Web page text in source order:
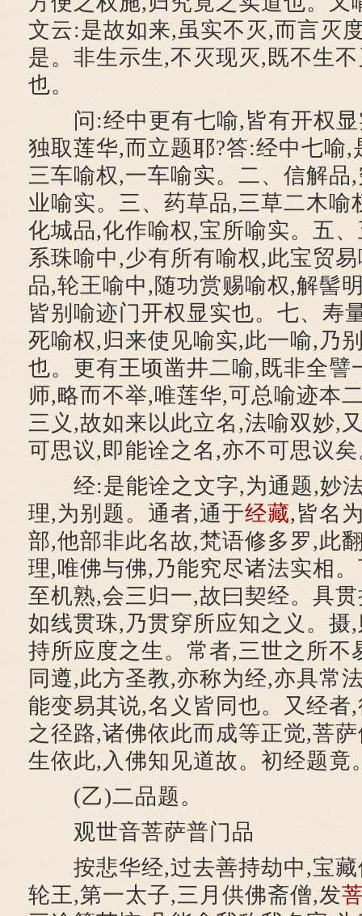
文云:是故如来,虽实不灭,而言灭
是。非生示生,不灭现灭,既不生
也。
问:经中更有七喻,皆有开权显
独取莲华,而立题耶?答:经中七喻,
三车喻权,一车喻实。二、信解品
业喻实。三、药草品,三草二木喻
化城品,化作喻权,宝所喻实。五
系珠喻中,少有所有喻权,此宝贸
品,轮王喻中,随功赏赐喻权,解髻
皆别喻迹门开权显实也。七、寿
死喻权,归来使见喻实,此一喻,乃
也。更有王顷凿井二喻,既非全譬
师,略而不举,唯莲华,可总喻迹本
三义,故如来以此立名,法喻双妙,
可思议,即能诠之名,亦不可思议
经:是能诠之文字,为通题,妙法
理,为别题。通者,通于经藏,皆名
部,他部非此名故,梵语修多罗,此
理,唯佛与佛,乃能究尽诸法实相
至机熟,会三归一,故曰契经。具
如线贯珠,乃贯穿所应知之义。摄
持所应度之生。常者,三世之所不
同遵,此方圣教,亦称为经,亦具常
能变易其说,名义皆同也。又经者
之径路,诸佛依此而成等正觉,菩
生依此,入佛知见道故。初经题竟
(乙)二品题。
观世音菩萨普门品
按悲华经,过去善持劫中,宝藏
轮王,第一太子,三月供佛斋僧,发